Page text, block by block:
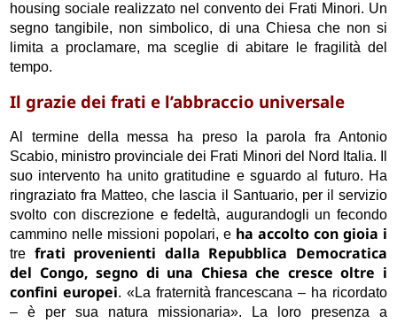
housing sociale realizzato nel convento dei Frati Minori. Un
segno tangibile, non simbolico, di una Chiesa che non si
limita a proclamare, ma sceglie di abitare le fragilità del
tempo.
Il grazie dei frati e l’abbraccio universale
Al termine della messa ha preso la parola fra Antonio
Scabio, ministro provinciale dei Frati Minori del Nord Italia. Il
suo intervento ha unito gratitudine e sguardo al futuro. Ha
ringraziato fra Matteo, che lascia il Santuario, per il servizio
svolto con discrezione e fedeltà, augurandogli un fecondo
cammino nelle missioni popolari, e ha accolto con gioia i
tre frati provenienti dalla Repubblica Democratica
del Congo, segno di una Chiesa che cresce oltre i
confini europei. «La fraternità francescana – ha ricordato
– è per sua natura missionaria». La loro presenza a